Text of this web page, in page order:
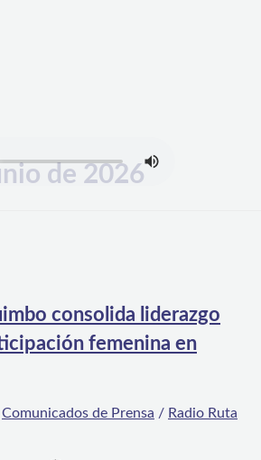
de 2026
consolida liderazgo
femenina en
Comunicados de Prensa / Radio Ruta